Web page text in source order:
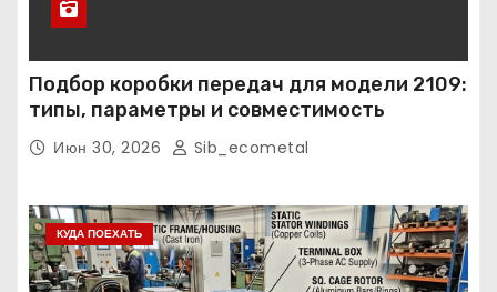
Подбор коробки передач для модели 2109:
типы, параметры и совместимость
Июн 30, 2026 Sib_ecometal
КУДА ПОЕХАТЬ